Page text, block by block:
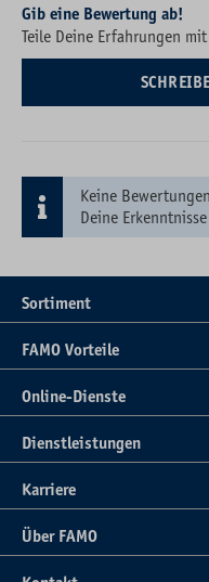
Durchschnittliche Bewertung
Gib eine Bewertung ab!
Teile Deine Erfahrungen
Keine
Deine
Sortiment
FAMO Vorteile
Online-Dienste
Dienstleistungen
Karriere
Über FAMO